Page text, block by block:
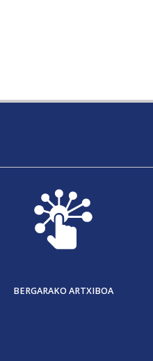
BERGARAKO ARTXIBOA